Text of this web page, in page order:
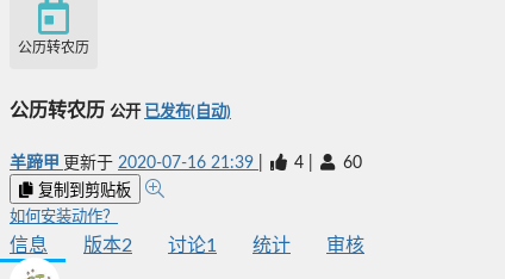
公历转农历
公历转农历 公开 已发布(自动)
羊蹄甲 更新于 2020-07-16 21:39 4 60
复制到剪贴板
如何安装动作？
信息 版本2 讨论1 统计 审核